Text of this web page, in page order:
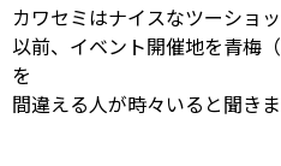
カワセミはナイスなツーショ
以前、イベント開催地を青梅
を
間違える人が時々いると聞き